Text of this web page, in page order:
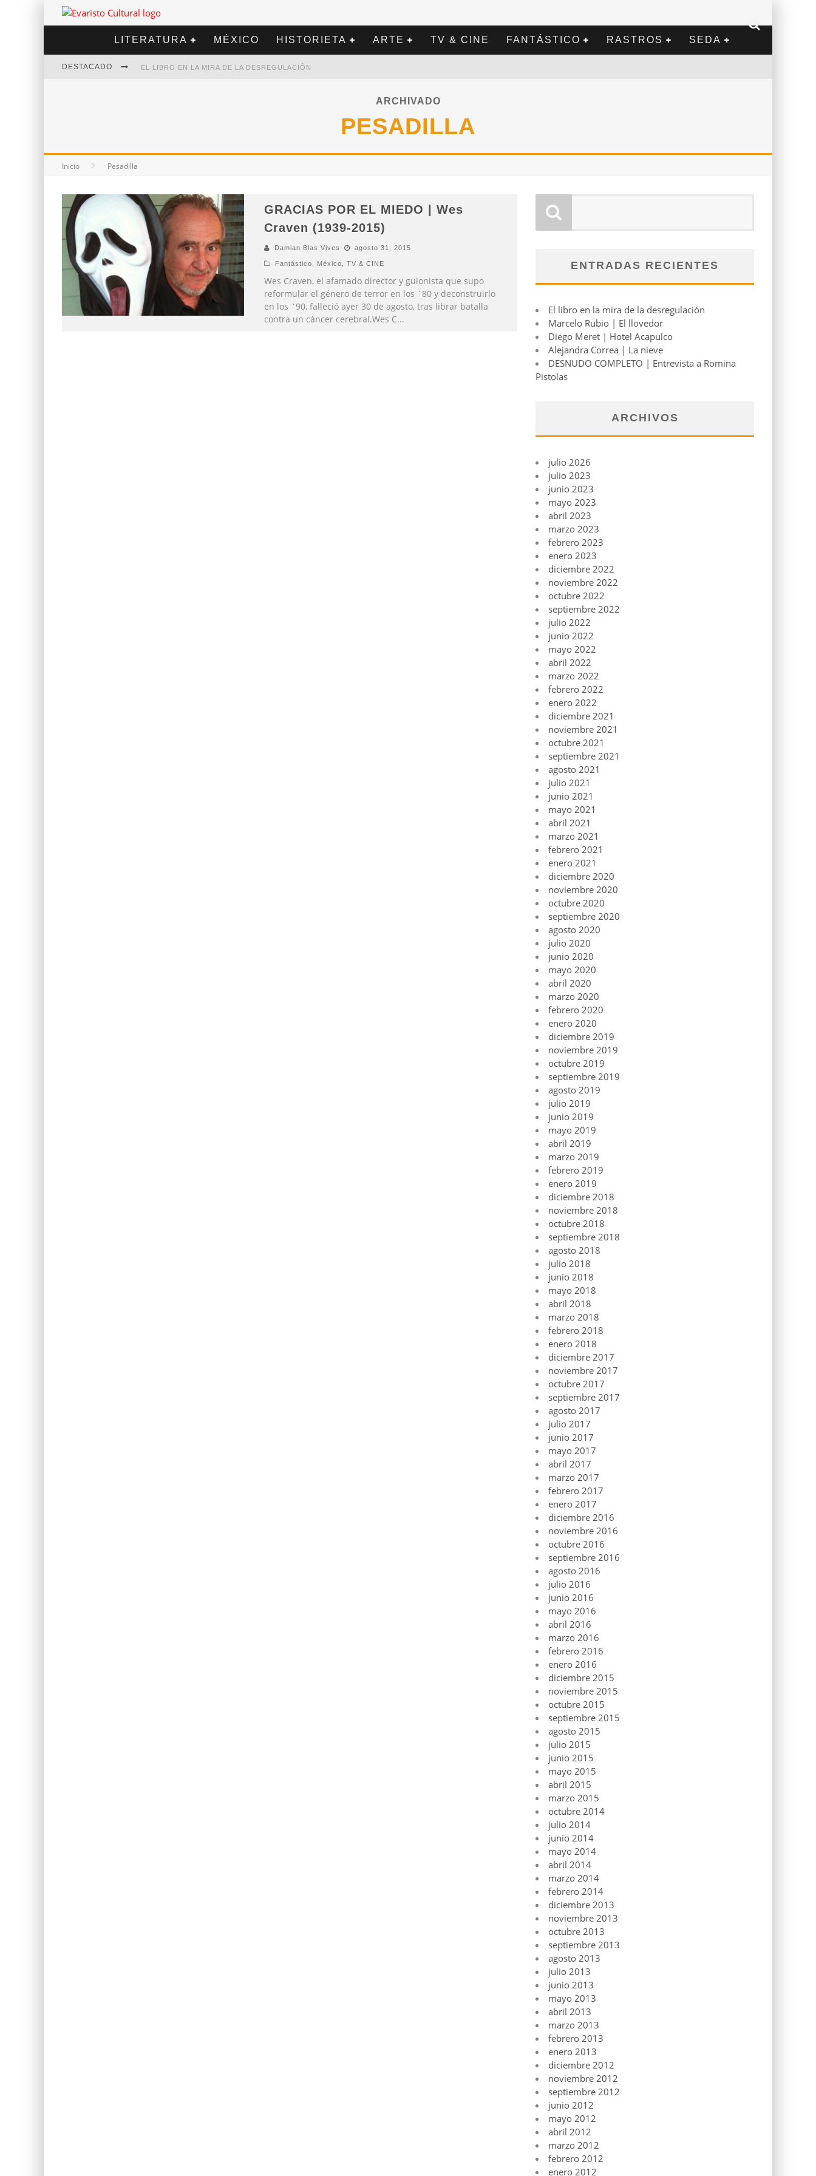
LITERATURA MÉXICO HISTORIETA ARTE TV & CINE FANTÁSTICO RASTROS SEDA
DESTACADO EL LIBRO EN LA MIRA DE LA DESREGULACIÓN
ARCHIVADO
PESADILLA
Inicio Pesadilla
GRACIAS POR EL MIEDO | Wes
Craven (1939-2015)
Damian Blas Vives agosto 31, 2015
Fantástico México TV & CINE
Wes Craven, el afamado director y guionista que supo
reformular el género de terror en los `80 y deconstruirlo
en los `90, falleció ayer 30 de agosto, tras librar batalla
contra un cáncer cerebral.Wes C...
ENTRADAS RECIENTES
El libro en la mira de la desregulación
Marcelo Rubio | El llovedor
Diego Meret | Hotel Acapulco
Alejandra Correa | La nieve
DESNUDO COMPLETO | Entrevista a Romina
Pistolas
ARCHIVOS
julio 2026
julio 2023
junio 2023
mayo 2023
abril 2023
marzo 2023
febrero 2023
enero 2023
diciembre 2022
noviembre 2022
octubre 2022
septiembre 2022
julio 2022
junio 2022
mayo 2022
abril 2022
marzo 2022
febrero 2022
enero 2022
diciembre 2021
noviembre 2021
octubre 2021
septiembre 2021
agosto 2021
julio 2021
junio 2021
mayo 2021
abril 2021
marzo 2021
febrero 2021
enero 2021
diciembre 2020
noviembre 2020
octubre 2020
septiembre 2020
agosto 2020
julio 2020
junio 2020
mayo 2020
abril 2020
marzo 2020
febrero 2020
enero 2020
diciembre 2019
noviembre 2019
octubre 2019
septiembre 2019
agosto 2019
julio 2019
junio 2019
mayo 2019
abril 2019
marzo 2019
febrero 2019
enero 2019
diciembre 2018
noviembre 2018
octubre 2018
septiembre 2018
agosto 2018
julio 2018
junio 2018
mayo 2018
abril 2018
marzo 2018
febrero 2018
enero 2018
diciembre 2017
noviembre 2017
octubre 2017
septiembre 2017
agosto 2017
julio 2017
junio 2017
mayo 2017
abril 2017
marzo 2017
febrero 2017
enero 2017
diciembre 2016
noviembre 2016
octubre 2016
septiembre 2016
agosto 2016
julio 2016
junio 2016
mayo 2016
abril 2016
marzo 2016
febrero 2016
enero 2016
diciembre 2015
noviembre 2015
octubre 2015
septiembre 2015
agosto 2015
julio 2015
junio 2015
mayo 2015
abril 2015
marzo 2015
octubre 2014
julio 2014
junio 2014
mayo 2014
abril 2014
marzo 2014
febrero 2014
diciembre 2013
noviembre 2013
octubre 2013
septiembre 2013
agosto 2013
julio 2013
junio 2013
mayo 2013
abril 2013
marzo 2013
febrero 2013
enero 2013
diciembre 2012
noviembre 2012
septiembre 2012
junio 2012
mayo 2012
abril 2012
marzo 2012
febrero 2012
enero 2012